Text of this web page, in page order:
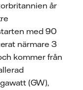
år
med 90
närmare 3
kommer från
(GW),